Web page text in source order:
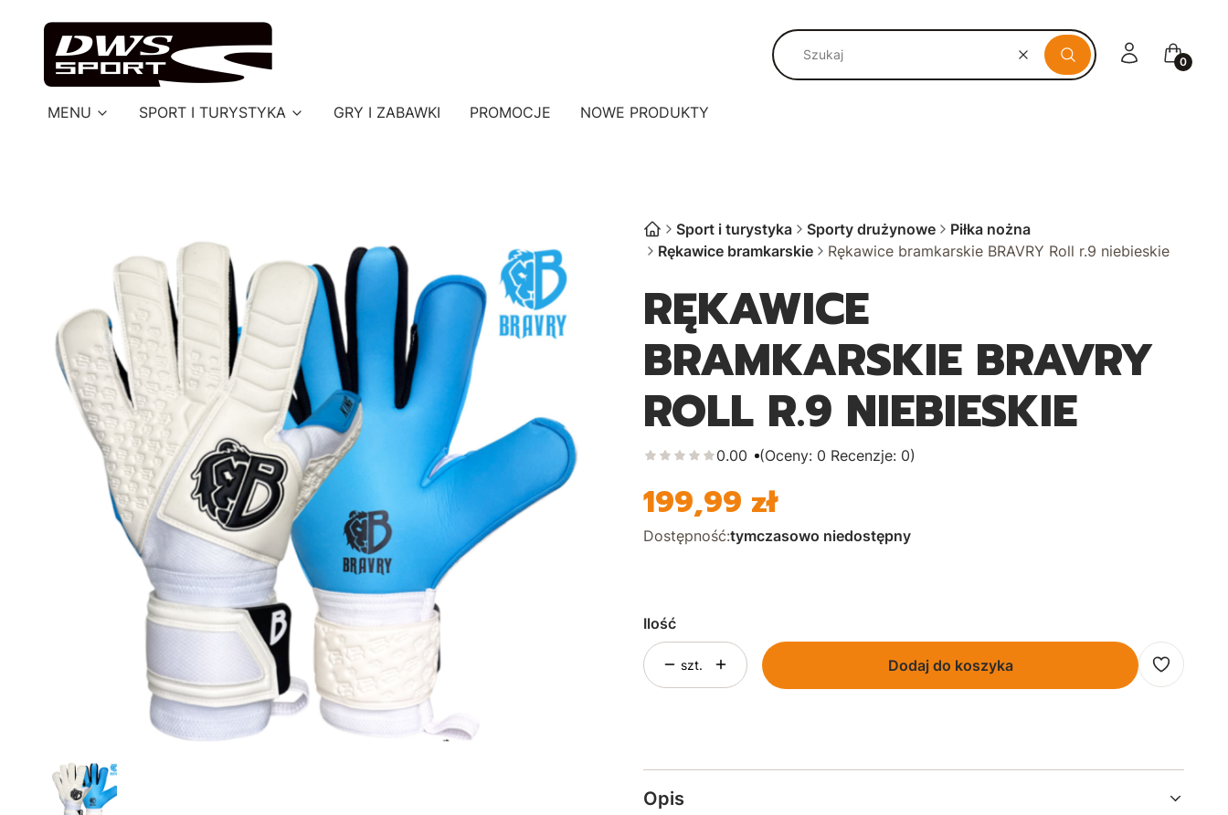
WyczyśćSzukaj
Zaloguj sięKoszyk
MENU SPORT I TURYSTYKA GRY I ZABAWKI PROMOCJE NOWE PRODUKTY
Sport i turystyka Sporty drużynowe
Piłka nożna
Rękawice bramkarskie
Rękawice bramkarskie BRAVRY Roll r.9 niebieskie
RĘKAWICE
BRAMKARSKIE BRAVRY
ROLL R.9 NIEBIESKIE
0.00 (Oceny: 0 Recenzje: 0)
Cena
199,99 zł
Dostępność:tymczasowo niedostępny
Ilość
szt. Dodaj do koszyka
Opis